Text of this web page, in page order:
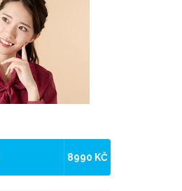
8990 KČ